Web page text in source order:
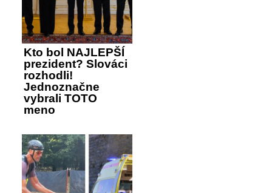
Kto bol NAJLEPŠÍ
prezident? Slováci
rozhodli!
Jednoznačne
vybrali TOTO
meno